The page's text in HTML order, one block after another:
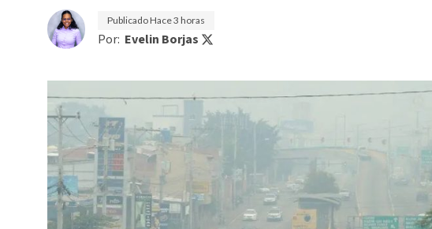
PublicadoHace 3 horas
Por: Evelin Borjas